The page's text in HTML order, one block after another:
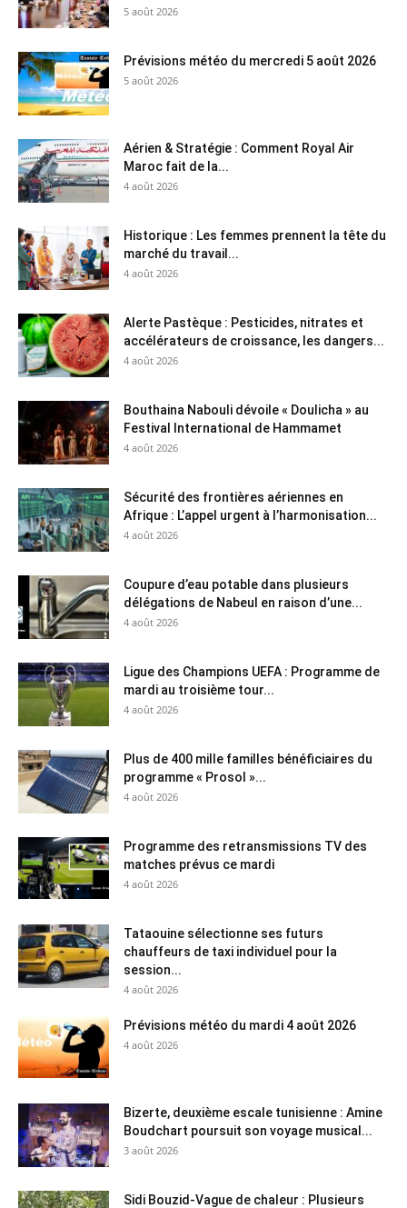
5 août 2026
Prévisions météo du mercredi 5 août 2026
5 août 2026
Aérien & Stratégie : Comment Royal Air
Maroc fait de la...
4 août 2026
Historique : Les femmes prennent la tête du
marché du travail...
4 août 2026
Alerte Pastèque : Pesticides, nitrates et
accélérateurs de croissance, les dangers...
4 août 2026
Bouthaina Nabouli dévoile « Doulicha » au
Festival International de Hammamet
4 août 2026
Sécurité des frontières aériennes en
Afrique : L’appel urgent à l’harmonisation...
4 août 2026
Coupure d’eau potable dans plusieurs
délégations de Nabeul en raison d’une...
4 août 2026
Ligue des Champions UEFA : Programme de
mardi au troisième tour...
4 août 2026
Plus de 400 mille familles bénéficiaires du
programme « Prosol »...
4 août 2026
Programme des retransmissions TV des
matches prévus ce mardi
4 août 2026
Tataouine sélectionne ses futurs
chauffeurs de taxi individuel pour la
session...
4 août 2026
Prévisions météo du mardi 4 août 2026
4 août 2026
Bizerte, deuxième escale tunisienne : Amine
Boudchart poursuit son voyage musical...
3 août 2026
Sidi Bouzid-Vague de chaleur : Plusieurs